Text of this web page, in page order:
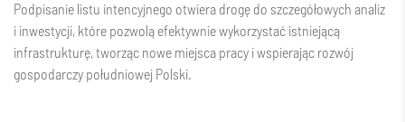
Podpisanie listu intencyjnego otwiera drogę do szczegółowych analiz
i inwestycji, które pozwolą efektywnie wykorzystać istniejącą
infrastrukturę, tworząc nowe miejsca pracy i wspierając rozwój
gospodarczy południowej Polski.